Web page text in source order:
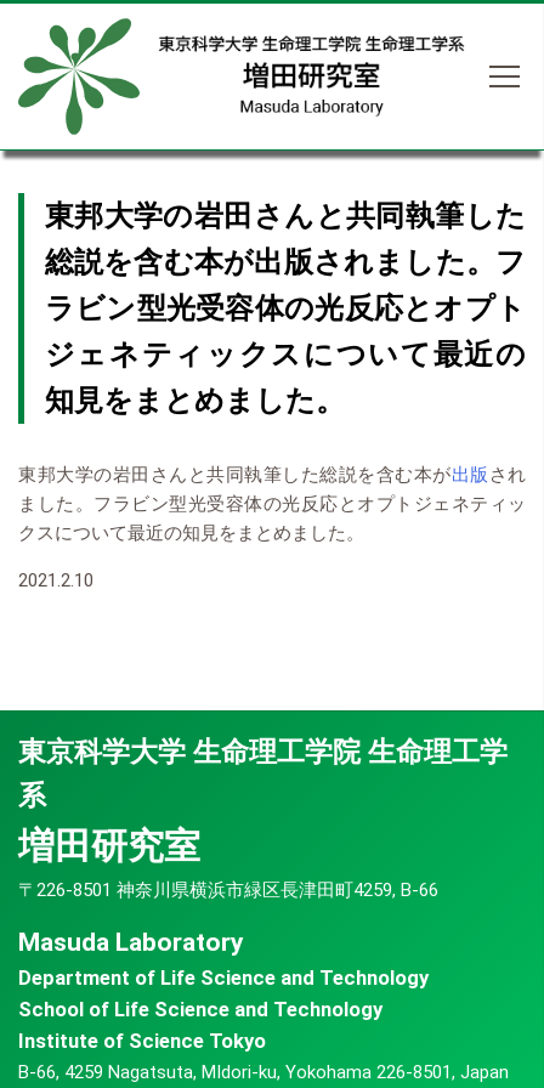
東邦大学の岩田さんと共同執筆した
総説を含む本が出版されました。フ
ラビン型光受容体の光反応とオプト
ジェネティックスについて最近の
知見をまとめました。
東邦大学の岩田さんと共同執筆した総説を含む本が出版 され
ました。フラビン型光受容体の光反応とオプトジェネティッ
クスについて最近の知見をまとめました。
2021.2.10
東京科学大学 生命理工学院 生命理工学
系
増田研究室
〒226-8501 神奈川県横浜市緑区長津田町4259, B-66
Masuda Laboratory
Department of Life Science and Technology
School of Life Science and Technology
Institute of Science Tokyo
B-66, 4259 Nagatsuta, MIdori-ku, Yokohama 226-8501, Japan